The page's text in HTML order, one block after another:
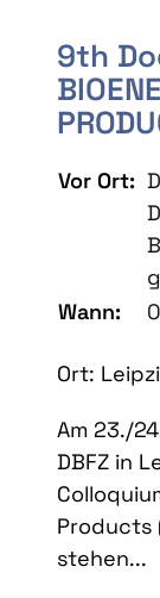
9th
Vor Ort:
Wann:
Ort:
Am 23./
DBFZ in
Products
stehen...